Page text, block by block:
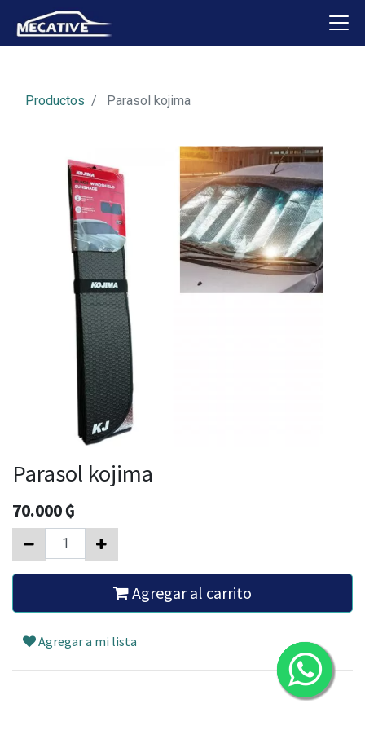
Productos Parasol kojima
Parasol kojima
70.000₲
Agregar al carrito
Agregar a mi lista